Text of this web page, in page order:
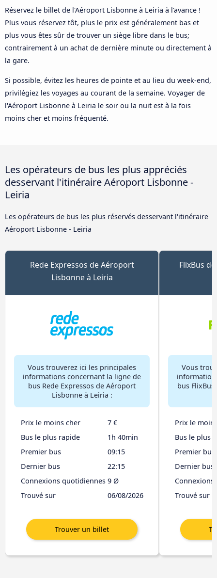
Réservez le billet de l'Aéroport Lisbonne à Leiria à l'avance !
Plus vous réservez tôt, plus le prix est généralement bas et
plus vous êtes sûr de trouver un siège libre dans le bus;
contrairement à un achat de dernière minute ou directement à
la gare.
Si possible, évitez les heures de pointe et au lieu du week-end,
privilégiez les voyages au courant de la semaine. Voyager de
l'Aéroport Lisbonne à Leiria le soir ou la nuit est à la fois
moins cher et moins fréquenté.
Les opérateurs de bus les plus appréciés
desservant l'itinéraire Aéroport Lisbonne -
Leiria
Les opérateurs de bus les plus réservés desservant l'itinéraire
Aéroport Lisbonne - Leiria
Rede Expressos de Aéroport
Lisbonne à Leiria
Vous trouverez ici les principales
informations concernant la ligne de
bus Rede Expressos de Aéroport
Lisbonne à Leiria :
Prix le moins cher
7 €
Bus le plus rapide
1h 40min
Premier bus
09:15
Dernier bus
22:15
Connexions quotidiennes 9 Ø
Trouvé sur
06/08/2026
FlixBus
Vous
bus
Prix le
Bus le plus
Premier bus
Dernier bus
Trouvé sur